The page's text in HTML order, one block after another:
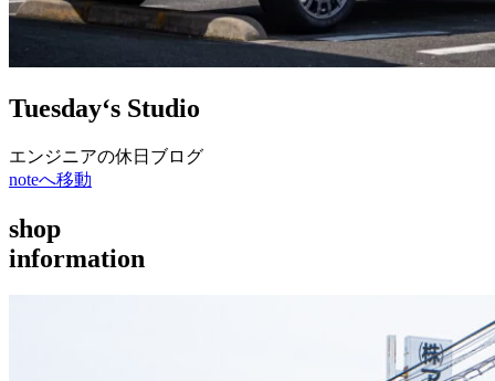
Tuesday‘s Studio
エンジニアの休日ブログ
noteへ移動
shop
information